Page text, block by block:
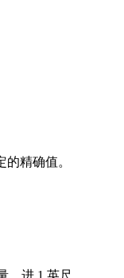
的精确值。